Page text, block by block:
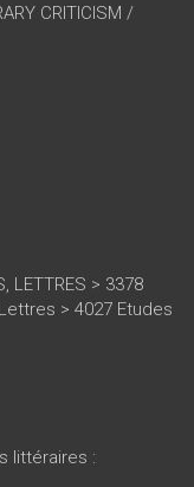
CRITICISM /
LETTRES > 3378
> 4027 Etudes
littéraires :